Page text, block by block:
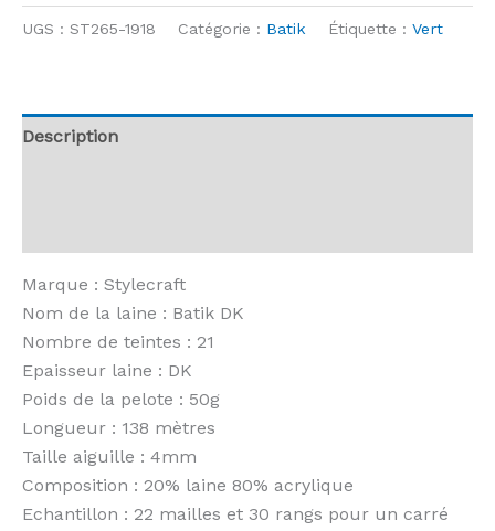
1918
UGS : ST265-1918 Catégorie : Batik Étiquette : Vert
Description
Marque : Stylecraft
Nom de la laine : Batik DK
Nombre de teintes : 21
Epaisseur laine : DK
Poids de la pelote : 50g
Longueur : 138 mètres
Taille aiguille : 4mm
Composition : 20% laine 80% acrylique
Echantillon : 22 mailles et 30 rangs pour un carré